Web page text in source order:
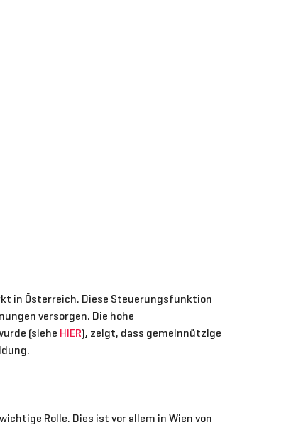
in Österreich. Diese Steuerungsfunktion
versorgen. Die hohe
(siehe HIER), zeigt, dass gemeinnützige
Rolle. Dies ist vor allem in Wien von